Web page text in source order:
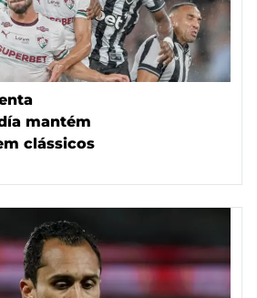
mantém
clássicos